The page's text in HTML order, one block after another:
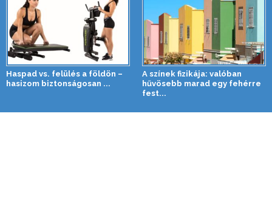
Haspad vs. felülés a földön –
hasizom biztonságosan ...
A színek fizikája: valóban
hűvösebb marad egy fehérre
fest...